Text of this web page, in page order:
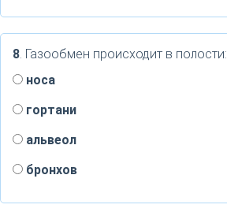
8. Газообмен происходит в полости:
носа
гортани
альвеол
бронхов